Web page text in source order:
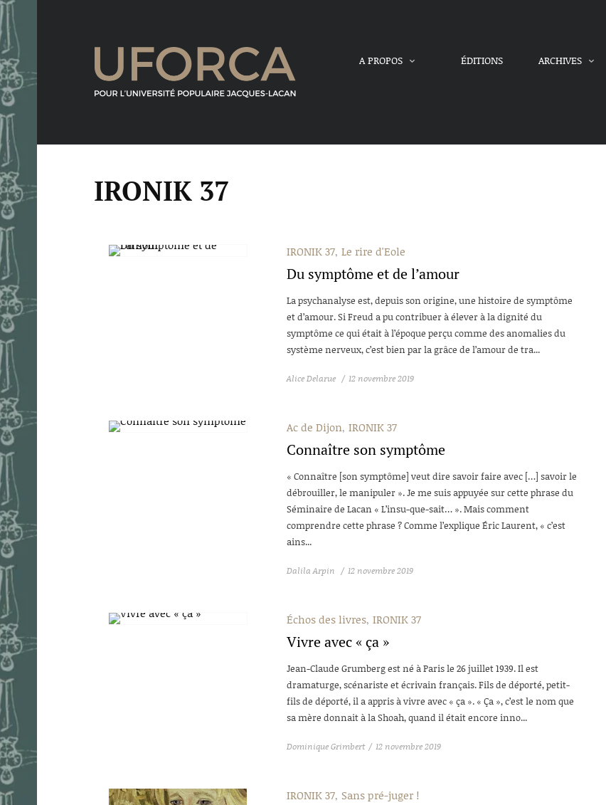
A PROPOS ÉDITIONS ARCHIVES
IRONIK 37
IRONIK 37 Le rire d'Eole
Du symptôme et de l’amour
La psychanalyse est, depuis son origine, une histoire de symptôme
et d’amour. Si Freud a pu contribuer à élever à la dignité du
symptôme ce qui était à l’époque perçu comme des anomalies du
système nerveux, c’est bien par la grâce de l’amour de tra...
Alice Delarue 12 novembre 2019
Ac de Dijon IRONIK 37
Connaître son symptôme
« Connaître [son symptôme] veut dire savoir faire avec […] savoir le
débrouiller, le manipuler ». Je me suis appuyée sur cette phrase du
Séminaire de Lacan « L’insu-que-sait… ». Mais comment
comprendre cette phrase ? Comme l’explique Éric Laurent, « c’est
ains...
Dalila Arpin 12 novembre 2019
Échos des livres IRONIK 37
Vivre avec « ça »
Jean-Claude Grumberg est né à Paris le 26 juillet 1939. Il est
dramaturge, scénariste et écrivain français. Fils de déporté, petit-
fils de déporté, il a appris à vivre avec « ça ». « Ça », c’est le nom que
sa mère donnait à la Shoah, quand il était encore inno...
Dominique Grimbert 12 novembre 2019
IRONIK 37 Sans pré-juger !